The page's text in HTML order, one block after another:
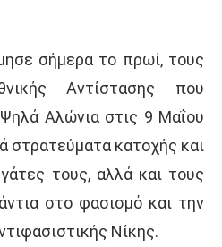
σήμερα το πρωί, τους
Αντίστασης που
Αλώνια στις 9 Μαΐου
στρατεύματα κατοχής και
τους, αλλά και τους
στο φασισμό και την
Νίκης.